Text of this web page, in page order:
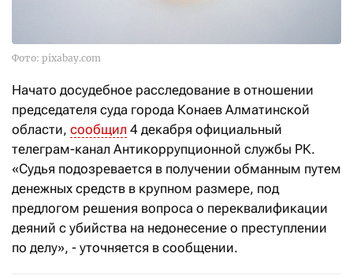
Фото: pixabay.com
Начато досудебное расследование в отношении
председателя суда города Конаев Алматинской
области, сообщил 4 декабря официальный
телеграм-канал Антикоррупционной службы РК.
«Судья подозревается в получении обманным путем
денежных средств в крупном размере, под
предлогом решения вопроса о переквалификации
деяний с убийства на недонесение о преступлении
по делу», - уточняется в сообщении.